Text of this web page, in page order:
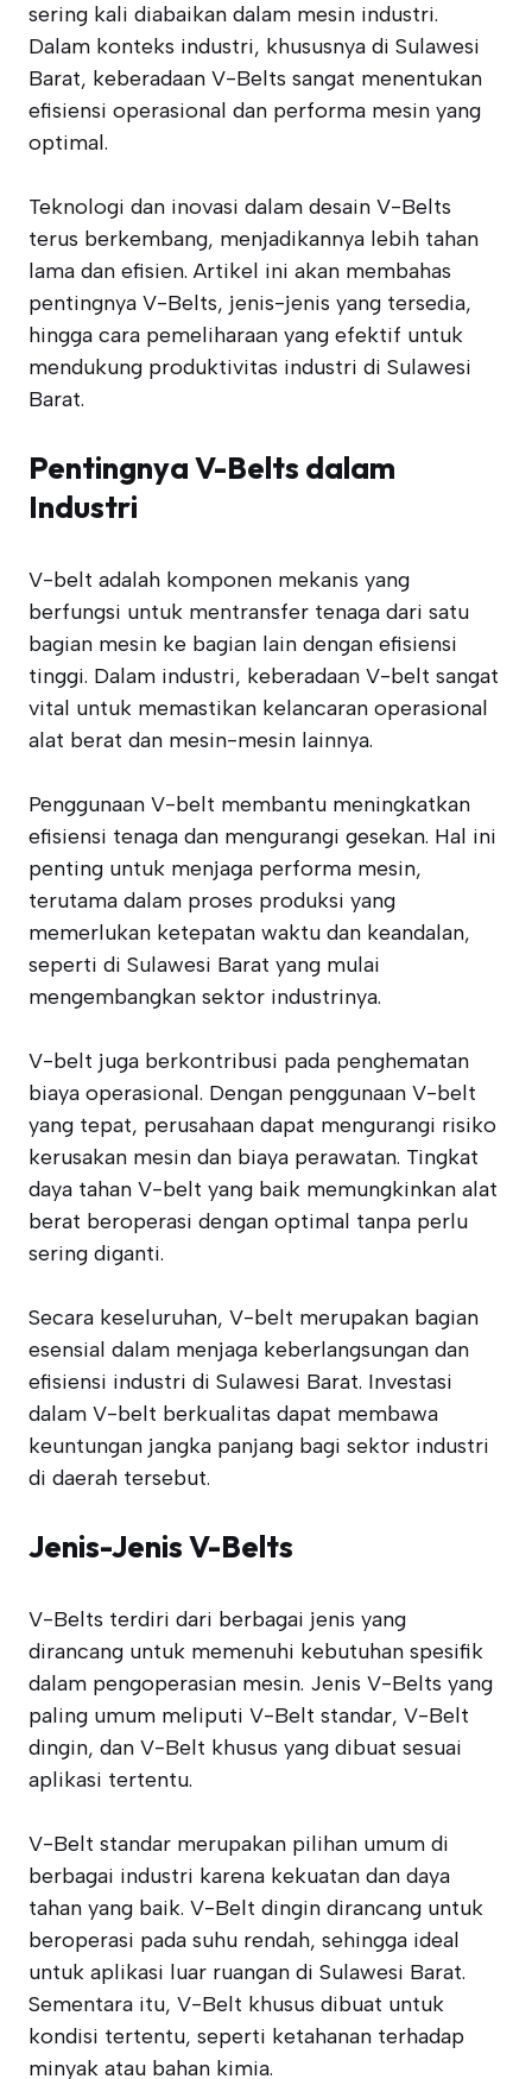
sering kali diabaikan dalam mesin industri.
Dalam konteks industri, khususnya di Sulawesi
Barat, keberadaan V-Belts sangat menentukan
efisiensi operasional dan performa mesin yang
optimal.
Teknologi dan inovasi dalam desain V-Belts
terus berkembang, menjadikannya lebih tahan
lama dan efisien. Artikel ini akan membahas
pentingnya V-Belts, jenis-jenis yang tersedia,
hingga cara pemeliharaan yang efektif untuk
mendukung produktivitas industri di Sulawesi
Barat.
Pentingnya V-Belts dalam
Industri
V-belt adalah komponen mekanis yang
berfungsi untuk mentransfer tenaga dari satu
bagian mesin ke bagian lain dengan efisiensi
tinggi. Dalam industri, keberadaan V-belt sangat
vital untuk memastikan kelancaran operasional
alat berat dan mesin-mesin lainnya.
Penggunaan V-belt membantu meningkatkan
efisiensi tenaga dan mengurangi gesekan. Hal ini
penting untuk menjaga performa mesin,
terutama dalam proses produksi yang
memerlukan ketepatan waktu dan keandalan,
seperti di Sulawesi Barat yang mulai
mengembangkan sektor industrinya.
V-belt juga berkontribusi pada penghematan
biaya operasional. Dengan penggunaan V-belt
yang tepat, perusahaan dapat mengurangi risiko
kerusakan mesin dan biaya perawatan. Tingkat
daya tahan V-belt yang baik memungkinkan alat
berat beroperasi dengan optimal tanpa perlu
sering diganti.
Secara keseluruhan, V-belt merupakan bagian
esensial dalam menjaga keberlangsungan dan
efisiensi industri di Sulawesi Barat. Investasi
dalam V-belt berkualitas dapat membawa
keuntungan jangka panjang bagi sektor industri
di daerah tersebut.
Jenis-Jenis V-Belts
V-Belts terdiri dari berbagai jenis yang
dirancang untuk memenuhi kebutuhan spesifik
dalam pengoperasian mesin. Jenis V-Belts yang
paling umum meliputi V-Belt standar, V-Belt
dingin, dan V-Belt khusus yang dibuat sesuai
aplikasi tertentu.
V-Belt standar merupakan pilihan umum di
berbagai industri karena kekuatan dan daya
tahan yang baik. V-Belt dingin dirancang untuk
beroperasi pada suhu rendah, sehingga ideal
untuk aplikasi luar ruangan di Sulawesi Barat.
Sementara itu, V-Belt khusus dibuat untuk
kondisi tertentu, seperti ketahanan terhadap
minyak atau bahan kimia.